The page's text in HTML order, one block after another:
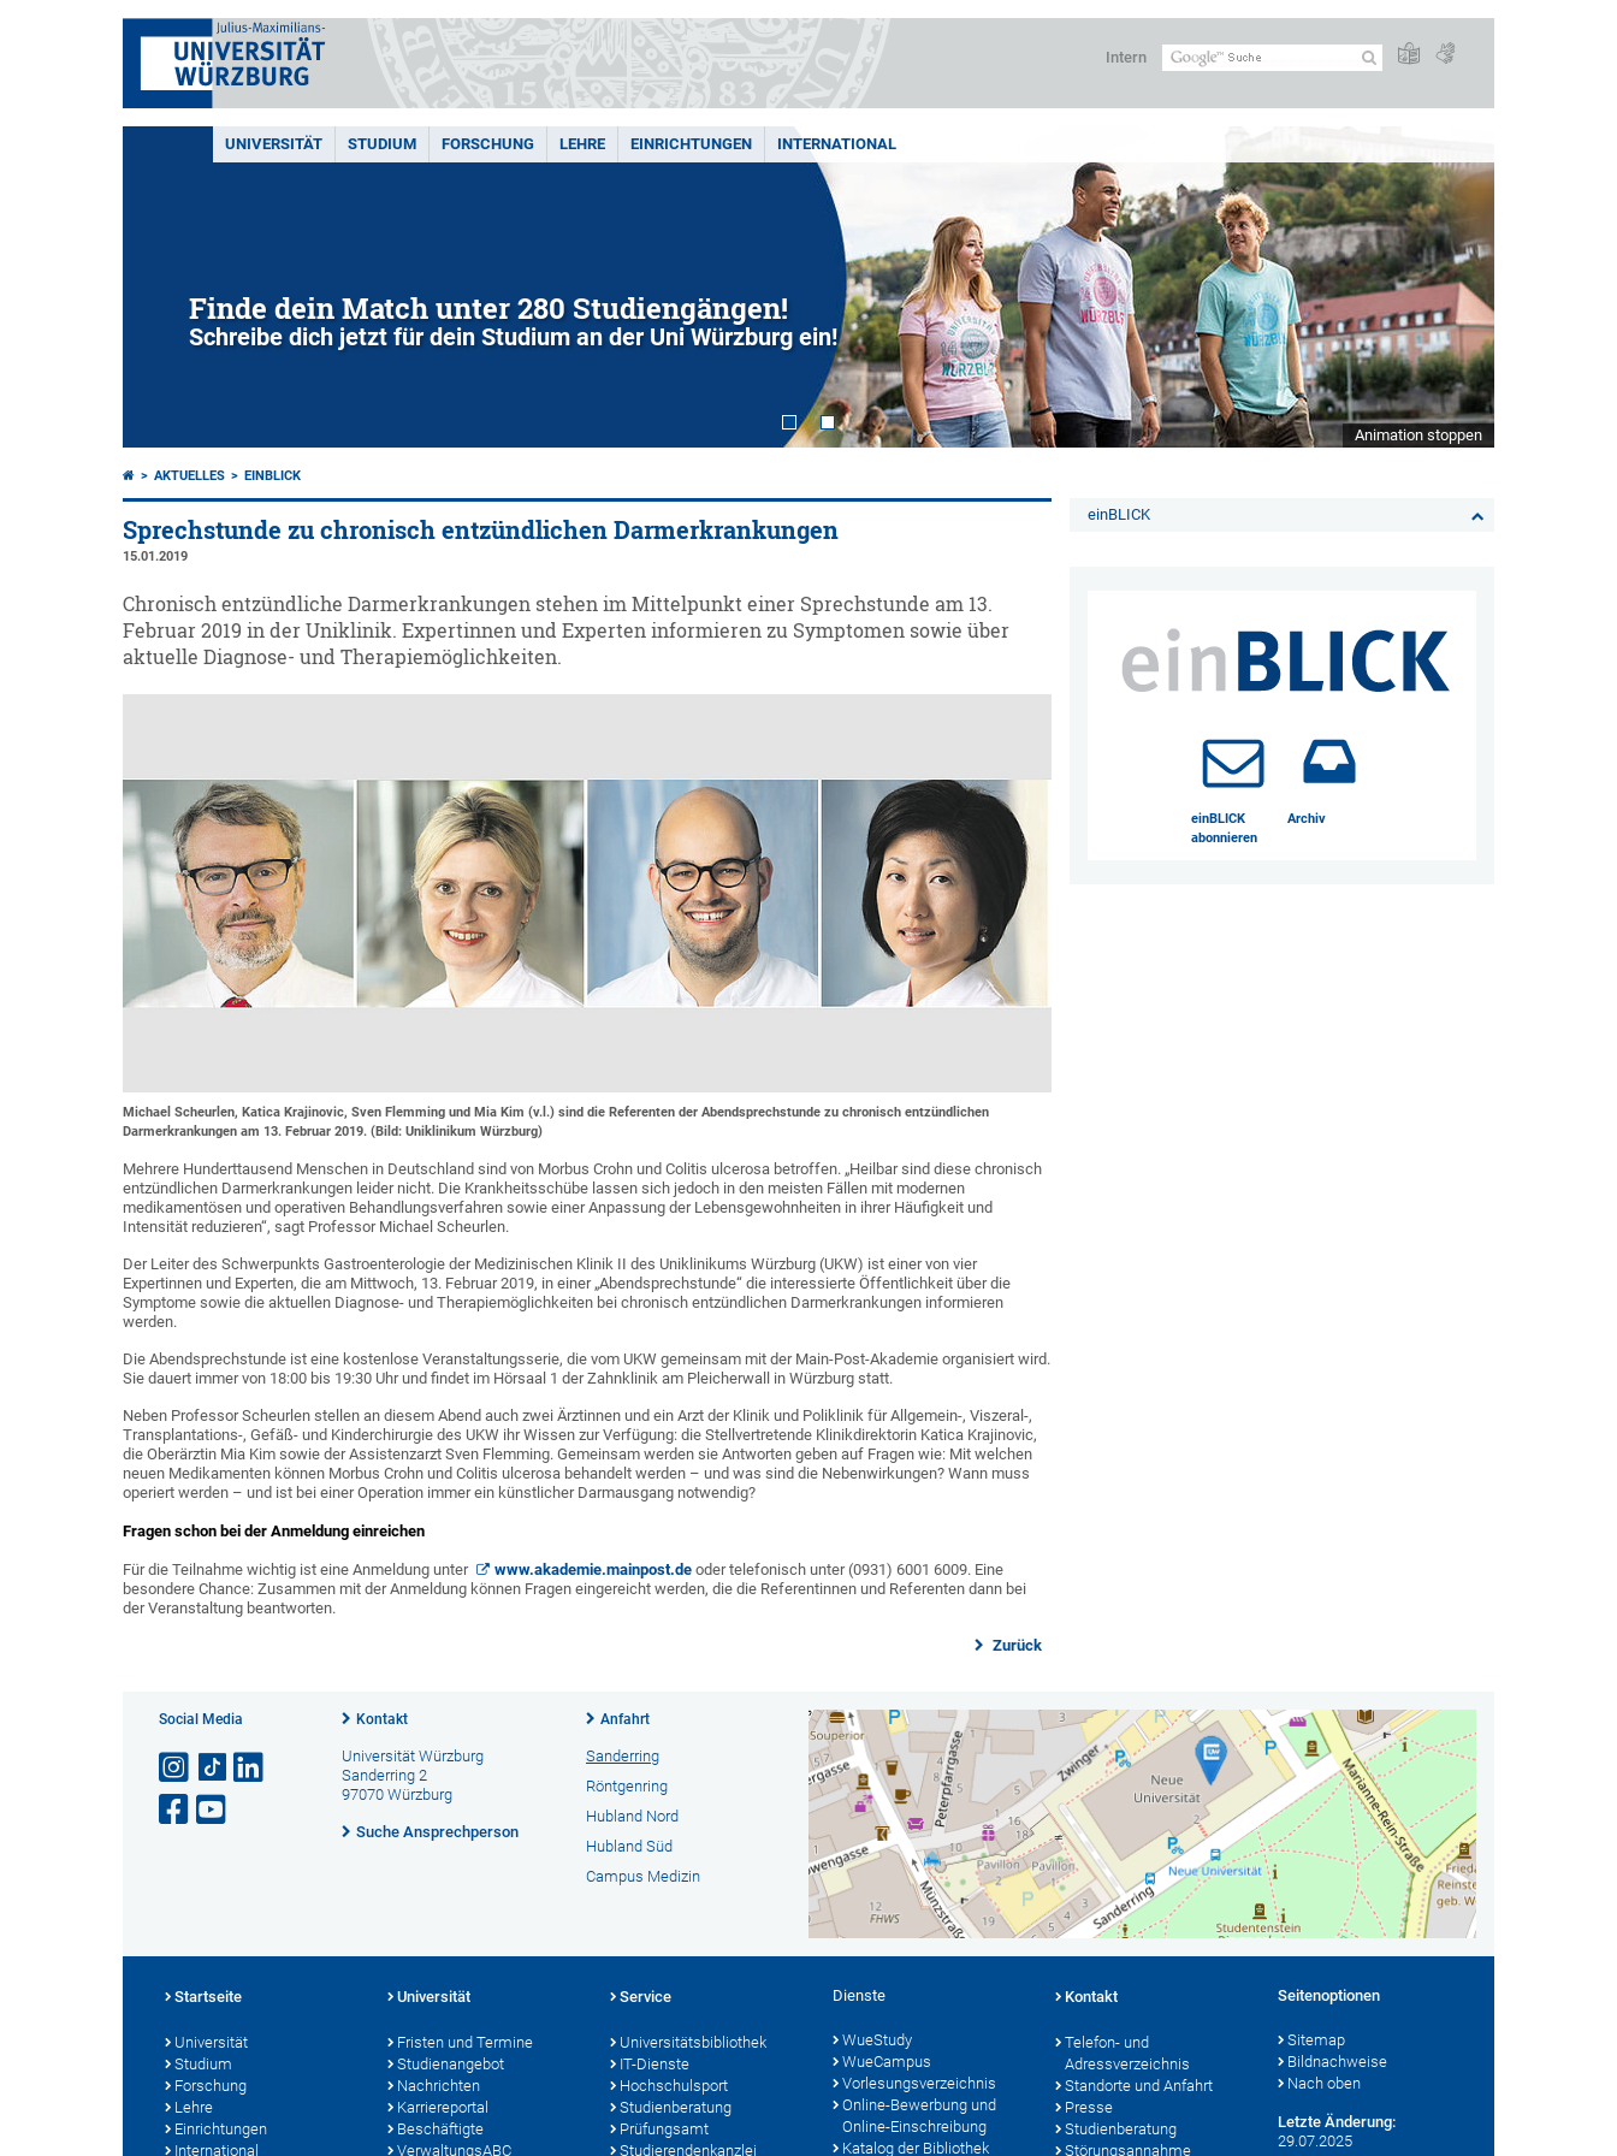
Intern
UNIVERSITÄT STUDIUM FORSCHUNG LEHRE EINRICHTUNGEN INTERNATIONAL
Finde dein Match unter 280 Studiengängen!
Schreibe dich jetzt für dein Studium an der Uni Würzburg ein!
Animation stoppen
AKTUELLES EINBLICK
Sprechstunde zu chronisch entzündlichen Darmerkrankungen
15.01.2019
Chronisch entzündliche Darmerkrankungen stehen im Mittelpunkt einer Sprechstunde am 13.
Februar 2019 in der Uniklinik. Expertinnen und Experten informieren zu Symptomen sowie über
aktuelle Diagnose- und Therapiemöglichkeiten.
Michael Scheurlen, Katica Krajinovic, Sven Flemming und Mia Kim (v.l.) sind die Referenten der Abendsprechstunde zu chronisch entzündlichen
Darmerkrankungen am 13. Februar 2019. (Bild: Uniklinikum Würzburg)
Mehrere Hunderttausend Menschen in Deutschland sind von Morbus Crohn und Colitis ulcerosa betroffen. „Heilbar sind diese chronisch
entzündlichen Darmerkrankungen leider nicht. Die Krankheitsschübe lassen sich jedoch in den meisten Fällen mit modernen
medikamentösen und operativen Behandlungsverfahren sowie einer Anpassung der Lebensgewohnheiten in ihrer Häufigkeit und
Intensität reduzieren“, sagt Professor Michael Scheurlen.
Der Leiter des Schwerpunkts Gastroenterologie der Medizinischen Klinik II des Uniklinikums Würzburg (UKW) ist einer von vier
Expertinnen und Experten, die am Mittwoch, 13. Februar 2019, in einer „Abendsprechstunde“ die interessierte Öffentlichkeit über die
Symptome sowie die aktuellen Diagnose- und Therapiemöglichkeiten bei chronisch entzündlichen Darmerkrankungen informieren
werden.
Die Abendsprechstunde ist eine kostenlose Veranstaltungsserie, die vom UKW gemeinsam mit der Main-Post-Akademie organisiert wird.
Sie dauert immer von 18:00 bis 19:30 Uhr und findet im Hörsaal 1 der Zahnklinik am Pleicherwall in Würzburg statt.
Neben Professor Scheurlen stellen an diesem Abend auch zwei Ärztinnen und ein Arzt der Klinik und Poliklinik für Allgemein-, Viszeral-,
Transplantations-, Gefäß- und Kinderchirurgie des UKW ihr Wissen zur Verfügung: die Stellvertretende Klinikdirektorin Katica Krajinovic,
die Oberärztin Mia Kim sowie der Assistenzarzt Sven Flemming. Gemeinsam werden sie Antworten geben auf Fragen wie: Mit welchen
neuen Medikamenten können Morbus Crohn und Colitis ulcerosa behandelt werden – und was sind die Nebenwirkungen? Wann muss
operiert werden – und ist bei einer Operation immer ein künstlicher Darmausgang notwendig?
Fragen schon bei der Anmeldung einreichen
Für die Teilnahme wichtig ist eine Anmeldung unter www.akademie.mainpost.deoder telefonisch unter (0931) 6001 6009. Eine
besondere Chance: Zusammen mit der Anmeldung können Fragen eingereicht werden, die die Referentinnen und Referenten dann bei
der Veranstaltung beantworten.
Zurück
einBLICK
einBLICK
abonnieren
Archiv
Social Media Kontakt
Universität Würzburg
Sanderring 2
97070 Würzburg
Suche Ansprechperson
Anfahrt
Sanderring
Röntgenring
Hubland Nord
Hubland Süd
Campus Medizin
Startseite
Universität
Studium
Forschung
Lehre
Einrichtungen
International
Universität
Fristen und Termine
Studienangebot
Nachrichten
Karriereportal
Beschäftigte
VerwaltungsABC
Service
Universitätsbibliothek
IT-Dienste
Hochschulsport
Studienberatung
Prüfungsamt
Studierendenkanzlei
Dienste
WueStudy
WueCampus
Vorlesungsverzeichnis
Online-Bewerbung und
Online-Einschreibung
Katalog der Bibliothek
Kontakt
Telefon- und
Adressverzeichnis
Standorte und Anfahrt
Presse
Studienberatung
Störungsannahme
Seitenoptionen
Sitemap
Bildnachweise
Nach oben
Letzte Änderung:
29.07.2025